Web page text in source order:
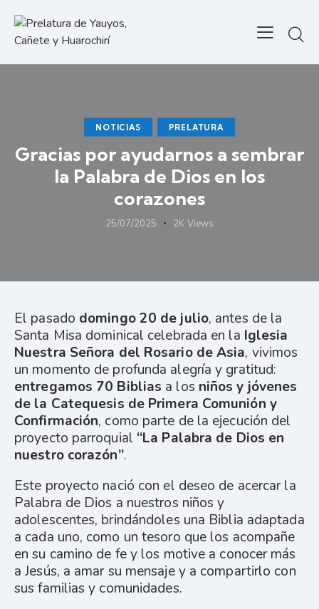
NOTICIAS PRELATURA
Gracias por ayudarnos a sembrar
la Palabra de Dios en los
corazones
25/07/2025 2K Views
El pasado domingo 20 de julio, antes de la
Santa Misa dominical celebrada en la Iglesia
Nuestra Señora del Rosario de Asia, vivimos
un momento de profunda alegría y gratitud:
entregamos 70 Biblias a los niños y jóvenes
de la Catequesis de Primera Comunión y
Confirmación, como parte de la ejecución del
proyecto parroquial “La Palabra de Dios en
nuestro corazón”.
Este proyecto nació con el deseo de acercar la
Palabra de Dios a nuestros niños y
adolescentes, brindándoles una Biblia adaptada
a cada uno, como un tesoro que los acompañe
en su camino de fe y los motive a conocer más
a Jesús, a amar su mensaje y a compartirlo con
sus familias y comunidades.